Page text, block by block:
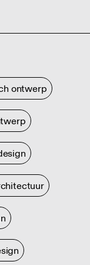
ontwerp